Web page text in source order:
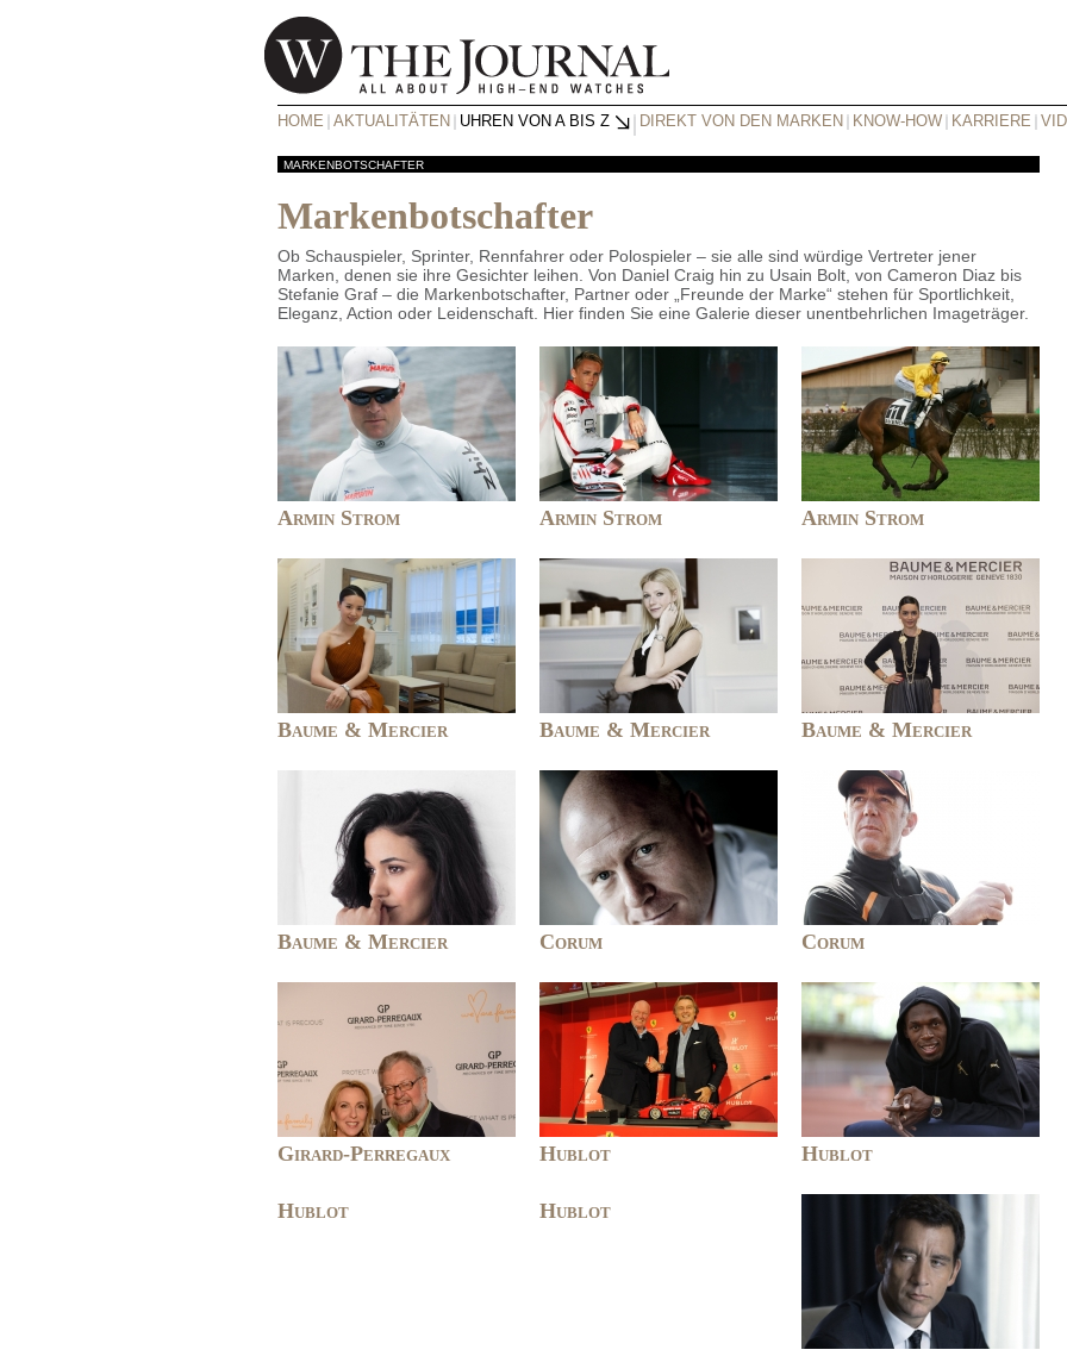
HOME AKTUALITÄTEN UHREN VON A BIS Z DIREKT VON DEN MARKEN KNOW-HOW KARRIERE
MARKENBOTSCHAFTER
Markenbotschafter
Ob Schauspieler, Sprinter, Rennfahrer oder Polospieler – sie alle sind würdige Vertreter jener
Marken, denen sie ihre Gesichter leihen. Von Daniel Craig hin zu Usain Bolt, von Cameron Diaz bis
Stefanie Graf – die Markenbotschafter, Partner oder „Freunde der Marke“ stehen für Sportlichkeit,
Eleganz, Action oder Leidenschaft. Hier finden Sie eine Galerie dieser unentbehrlichen Imageträger.
Armin Strom Armin Strom Armin Strom
Baume & Mercier Baume & Mercier Baume & Mercier
Baume & Mercier Corum Corum
Girard-Perregaux Hublot Hublot
Hublot Hublot